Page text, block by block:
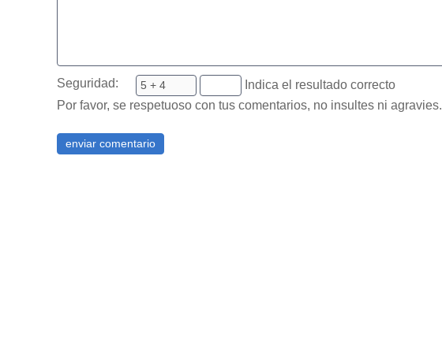
Seguridad:
Indica el resultado correcto
Por favor, se respetuoso con tus comentarios, no insultes ni agravies.